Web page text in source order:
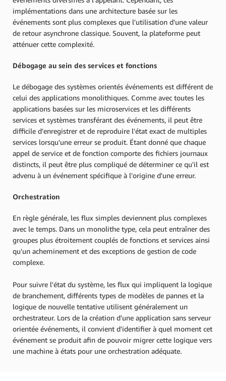
implémentations dans une architecture basée sur les
événements sont plus complexes que l'utilisation d'une valeur
de retour asynchrone classique. Souvent, la plateforme peut
atténuer cette complexité.
Débogage au sein des services et fonctions
Le débogage des systèmes orientés événements est différent de
celui des applications monolithiques. Comme avec toutes les
applications basées sur les microservices et les différents
services et systèmes transférant des événements, il peut être
difficile d'enregistrer et de reproduire l'état exact de multiples
services lorsqu'une erreur se produit. Étant donné que chaque
appel de service et de fonction comporte des fichiers journaux
distincts, il peut être plus compliqué de déterminer ce qu'il est
advenu à un événement spécifique à l'origine d'une erreur.
Orchestration
En règle générale, les flux simples deviennent plus complexes
avec le temps. Dans un monolithe type, cela peut entraîner des
groupes plus étroitement couplés de fonctions et services ainsi
qu'un acheminement et des exceptions de gestion de code
complexe.
Pour suivre l'état du système, les flux qui impliquent la logique
de branchement, différents types de modèles de pannes et la
logique de nouvelle tentative utilisent généralement un
orchestrateur. Lors de la création d'une application sans serveur
orientée événements, il convient d'identifier à quel moment cet
événement se produit afin de pouvoir migrer cette logique vers
une machine à états pour une orchestration adéquate.